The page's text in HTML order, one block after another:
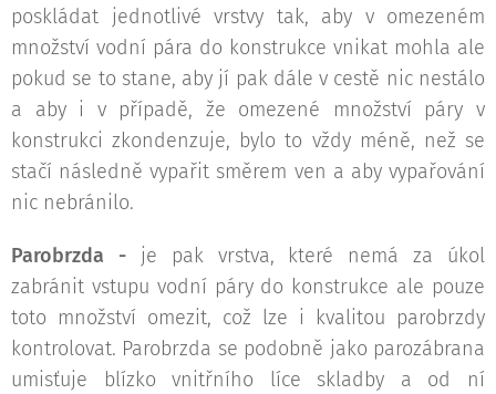
poskládat jednotlivé vrstvy tak, aby v omezeném
množství vodní pára do konstrukce vnikat mohla ale
pokud se to stane, aby jí pak dále v cestě nic nestálo
a aby i v případě, že omezené množství páry v
konstrukci zkondenzuje, bylo to vždy méně, než se
stačí následně vypařit směrem ven a aby vypařování
nic nebránilo.
Parobrzda -je pak vrstva, které nemá za úkol
zabránit vstupu vodní páry do konstrukce ale pouze
toto množství omezit, což lze i kvalitou parobrzdy
kontrolovat. Parobrzda se podobně jako parozábrana
umisťuje blízko vnitřního líce skladby a od ní